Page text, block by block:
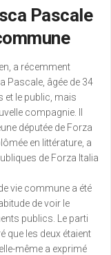
Pascale
a récemment
Pascale, âgée de 34
et le public, mais
compagnie. Il
députée de Forza
en littérature, a
de Forza Italia
vie commune a été
de voir le
publics. Le parti
que les deux étaient
même a exprimé